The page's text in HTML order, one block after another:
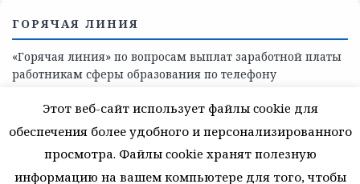
ГОРЯЧАЯ ЛИНИЯ
«Горячая линия» по вопросам выплат заработной платы
работникам сферы образования по телефону
Этот веб-сайт использует файлы cookie для
обеспечения более удобного и персонализированного
просмотра. Файлы cookie хранят полезную
информацию на вашем компьютере для того, чтобы